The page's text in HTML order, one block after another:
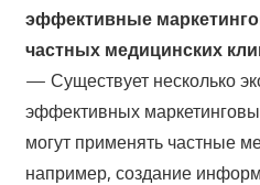
эффективные
частных медицинских
— Существует несколько
эффективных
могут применять частные
например, создание